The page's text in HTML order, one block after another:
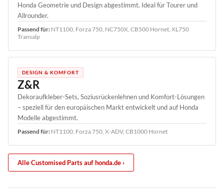
Honda Geometrie und Design abgestimmt. Ideal für Tourer und
Allrounder.
Passend für: NT1100, Forza 750, NC750X, CB500 Hornet, XL750
Transalp
DESIGN & KOMFORT
Z&R
Dekoraufkleber-Sets, Soziusrückenlehnen und Komfort-Lösungen
– speziell für den europäischen Markt entwickelt und auf Honda
Modelle abgestimmt.
Passend für: NT1100, Forza 750, X-ADV, CB1000 Hornet
Alle Customised Parts auf honda.de ›